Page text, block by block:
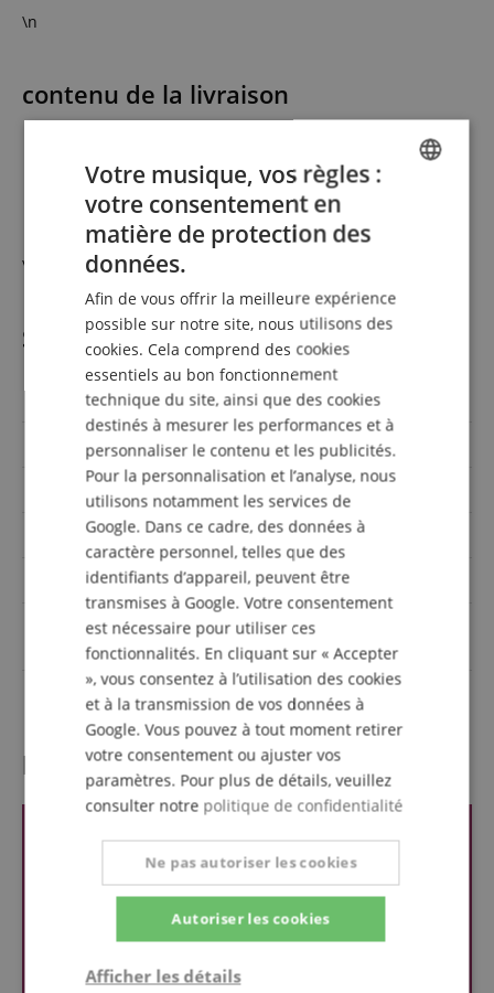
\n
contenu de la livraison
1 x projecteur JB-Systems LED PLANO12-6in1
1 x câble d'alimentation
\n
Spécifications
Réf produit 00114249
Lumière noire / UV Oui
DMX interface Oui
Spectre de couleurs RGBLA-UV
indice de protection (IP) IP20
Puissance de la source
lumineuse (Watts)
240
Noir
l'évaluation des clients
FRENCH
SPANISH
Votre musique, vos règles :
votre consentement en
matière de protection des
données.
Afin de vous offrir la meilleure expérience
possible sur notre site, nous utilisons des
cookies. Cela comprend des cookies
essentiels au bon fonctionnement
technique du site, ainsi que des cookies
destinés à mesurer les performances et à
personnaliser le contenu et les publicités.
Pour la personnalisation et l’analyse, nous
utilisons notamment les services de
Google. Dans ce cadre, des données à
caractère personnel, telles que des
identifiants d’appareil, peuvent être
transmises à Google. Votre consentement
est nécessaire pour utiliser ces
fonctionnalités. En cliquant sur « Accepter
», vous consentez à l’utilisation des cookies
et à la transmission de vos données à
Google. Vous pouvez à tout moment retirer
votre consentement ou ajuster vos
paramètres. Pour plus de détails, veuillez
consulter notre politique de confidentialité
Autoriser les cookies
Ne pas autoriser les cookies
Afficher les détails